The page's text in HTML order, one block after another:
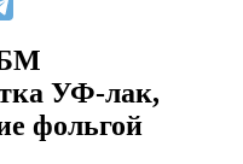
УФ-лак,
фольгой